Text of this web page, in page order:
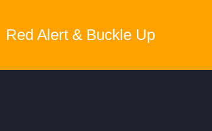
Red Alert & Buckle Up